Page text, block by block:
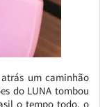
um caminhão
do LUNA tombou
o tempo todo, o